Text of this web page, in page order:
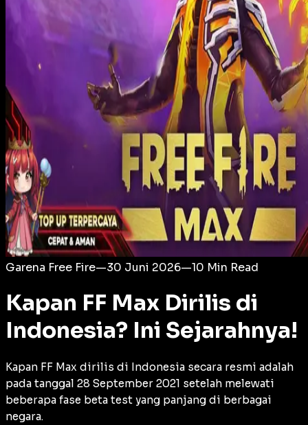
Login
Garena Free Fire—30 Juni 2026—10 Min Read
Kapan FF Max Dirilis di
Indonesia? Ini Sejarahnya!
Kapan FF Max dirilis di Indonesia secara resmi adalah
pada tanggal 28 September 2021 setelah melewati
beberapa fase beta test yang panjang di berbagai
negara.